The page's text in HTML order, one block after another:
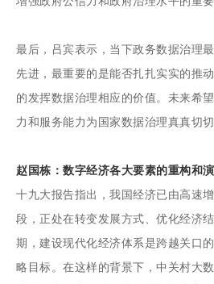
最后，吕宾表示，当下政务数据治理
先进，最重要的是能否扎扎实实的推
的发挥数据治理相应的价值。未来希
力和服务能力为国家数据治理真真切
赵国栋：数字经济各大要素的重构和
十九大报告指出，我国经济已由高速
段，正处在转变发展方式、优化经济
期，建设现代化经济体系是跨越关口
略目标。在这样的背景下，中关村大